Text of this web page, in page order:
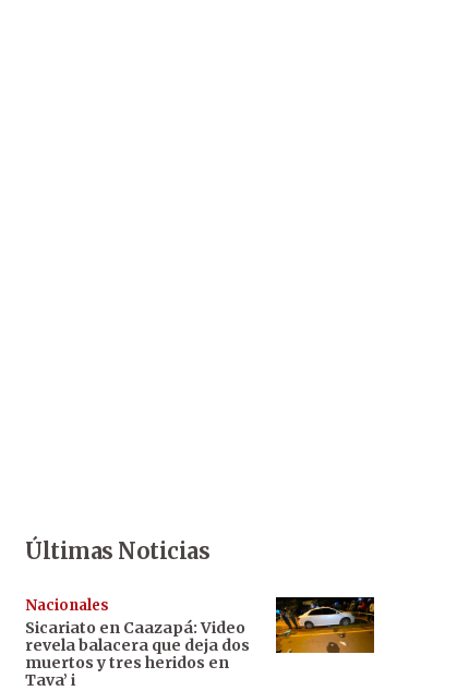
Últimas Noticias
Nacionales
Sicariato en Caazapá: Video
revela balacera que deja dos
muertos y tres heridos en
Tava’ i